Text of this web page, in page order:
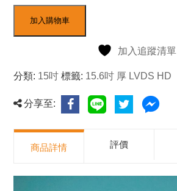
加入購物車
加入追蹤清單
分類: 15吋 標籤: 15.6吋 厚 LVDS HD
分享至:
商品詳情 評價